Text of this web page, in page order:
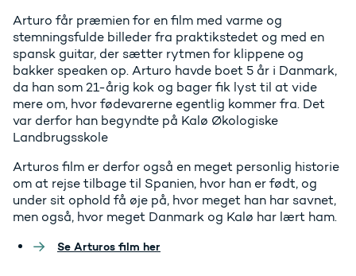
Arturo får præmien for en film med varme og
stemningsfulde billeder fra praktikstedet og med en
spansk guitar, der sætter rytmen for klippene og
bakker speaken op. Arturo havde boet 5 år i Danmark,
da han som 21-årig kok og bager fik lyst til at vide
mere om, hvor fødevarerne egentlig kommer fra. Det
var derfor han begyndte på Kalø Økologiske
Landbrugsskole
Arturos film er derfor også en meget personlig historie
om at rejse tilbage til Spanien, hvor han er født, og
under sit ophold få øje på, hvor meget han har savnet,
men også, hvor meget Danmark og Kalø har lært ham.
Se Arturos film her